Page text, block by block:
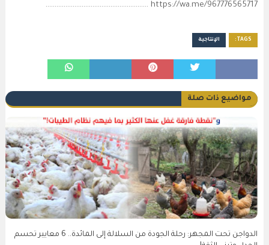
https://wa.me/967776565717 …………………………………………………
TAGS: الإنتاجية
مواضيع ذات صلة
الدواجن تحت المجهر: رحلة الجودة من السلالة إلى المائدة.. 6 معايير تحسم